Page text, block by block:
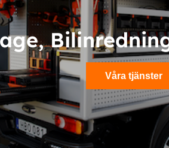
Våra tjänster